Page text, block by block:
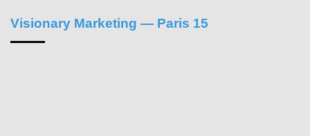
Visionary Marketing — Paris 15